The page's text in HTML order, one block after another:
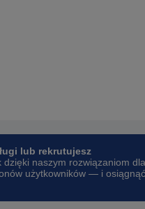
lub rekrutujesz
dzięki naszym rozwiązaniom dla
użytkowników — i osiągnąć